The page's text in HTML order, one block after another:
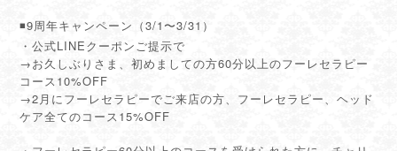
◾️9周年キャンペーン（3/1〜3/31）
・公式LINEクーポンご提示で
→お久しぶりさま、初めましての方60分以上のフーレセラピー
コース10%OFF
→2月にフーレセラピーでご来店の方、フーレセラピー、ヘッド
ケア全てのコース15%OFF